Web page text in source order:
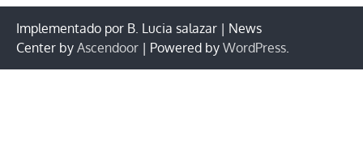
Implementado por B. Lucia salazar | News
Center by Ascendoor | Powered by WordPress